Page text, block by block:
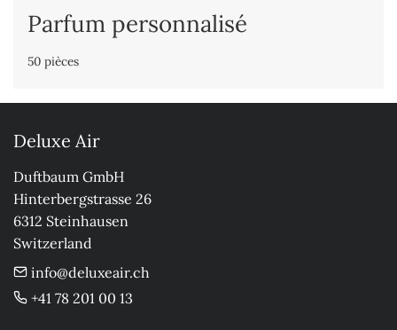
Parfum personnalisé
50 pièces
Deluxe Air
Duftbaum GmbH
Hinterbergstrasse 26
6312 Steinhausen
Switzerland
info@deluxeair.ch
+41 78 201 00 13